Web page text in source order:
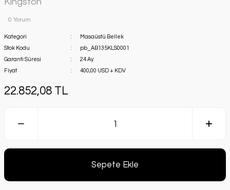
0 Yorum
Kategori
Masaüstü Bellek
Stok Kodu
pb_AB135KLS0001
Garanti Süresi
24 Ay
Fiyat
400,00 USD + KDV
22.852,08 TL
Sepete Ekle